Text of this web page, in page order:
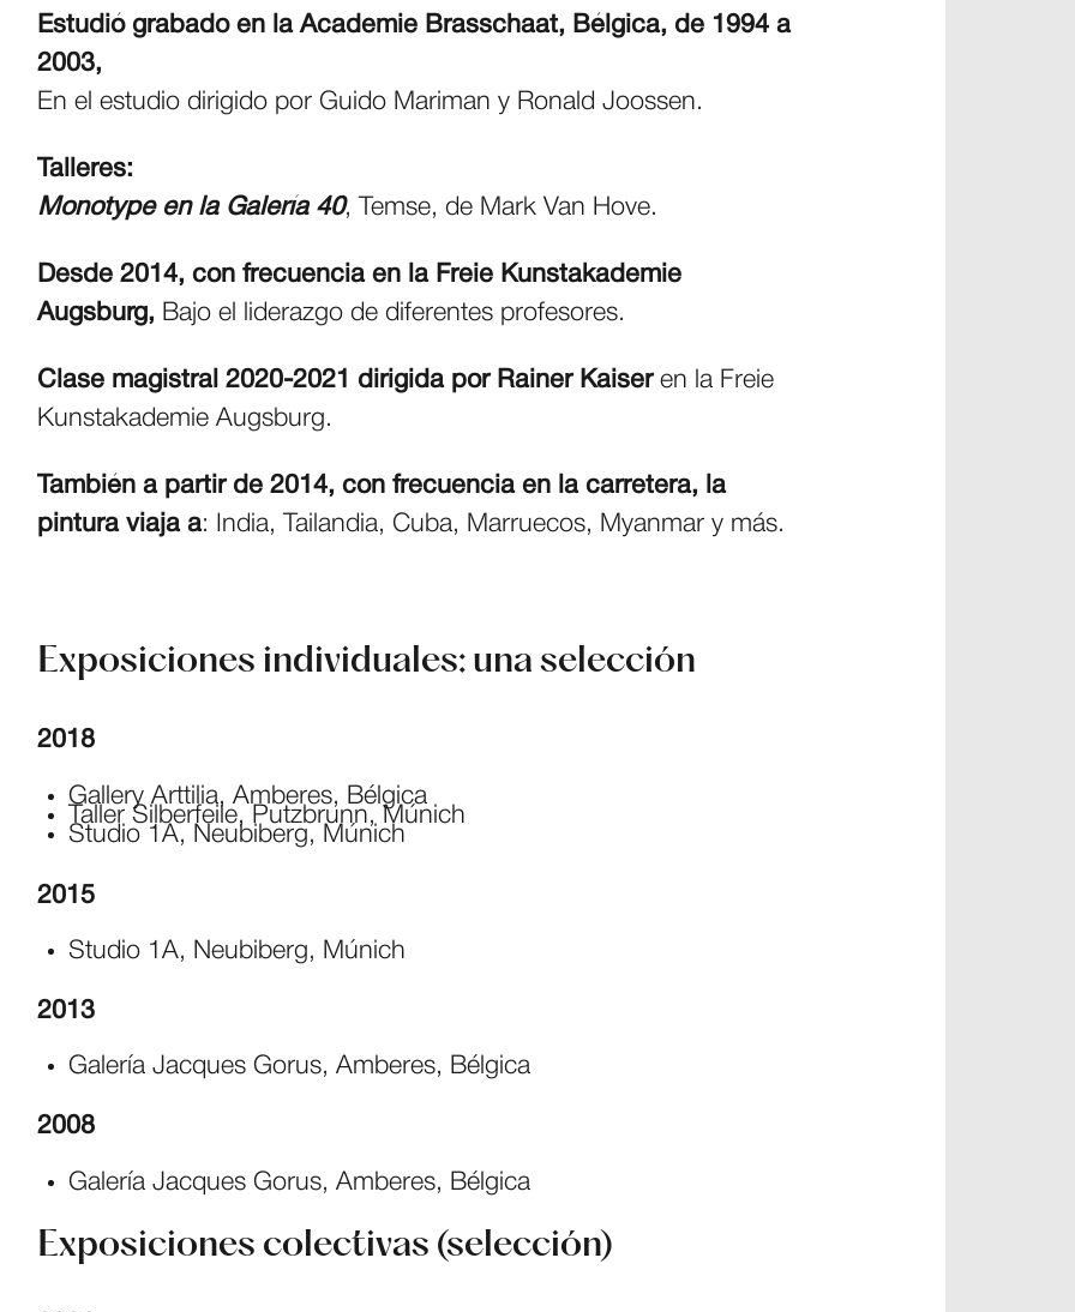
Estudió grabado en la Academie Brasschaat, Bélgica, de 1994 a
2003,
En el estudio dirigido por Guido Mariman y Ronald Joossen.
Talleres:
Monotype en la Galería 40, Temse, de Mark Van Hove.
Desde 2014, con frecuencia en la Freie Kunstakademie
Augsburg, Bajo el liderazgo de diferentes profesores.
Clase magistral 2020-2021 dirigida por Rainer Kaiseren la Freie
Kunstakademie Augsburg.
También a partir de 2014, con frecuencia en la carretera, la
pintura viaja a: India, Tailandia, Cuba, Marruecos, Myanmar y más.
Exposiciones individuales: una selección
2018
Gallery Arttilia, Amberes, Bélgica
Taller Silberfeile, Putzbrunn, Múnich
Studio 1A, Neubiberg, Múnich
2015
Studio 1A, Neubiberg, Múnich
2013
Galería Jacques Gorus, Amberes, Bélgica
2008
Galería Jacques Gorus, Amberes, Bélgica
Exposiciones colectivas (selección)